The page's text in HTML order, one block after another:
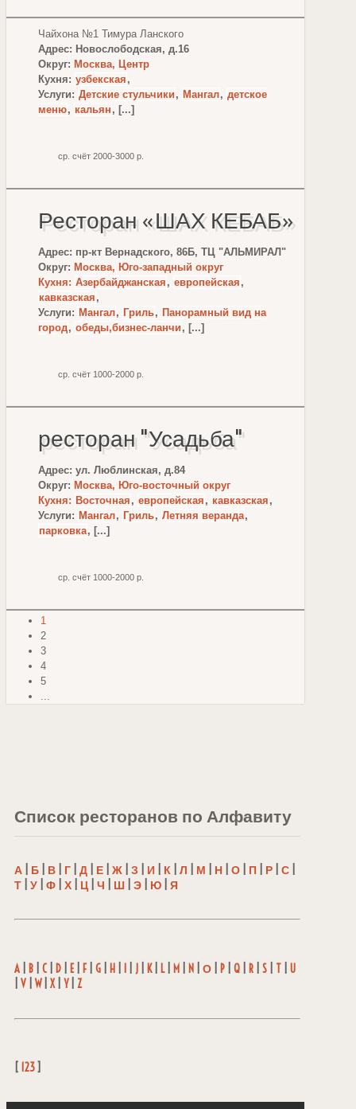
Чайхона №1 Тимура Ланского
Адрес: Новослободская, д.16
Округ: Москва, Центр
Кухня: узбекская ,
Услуги: Детские стульчики , Мангал, детское
меню, кальян , [...]
ср. счёт 2000-3000 р.
Ресторан «ШАХ КЕБАБ»
Адрес: пр-кт Вернадского, 86Б, ТЦ "АЛЬМИРАЛ"
Округ: Москва, Юго-западный округ
Кухня: Азербайджанская , европейская ,
кавказская ,
Услуги: Мангал, Гриль, Панорамный вид на
город, обеды,бизнес-ланчи , [...]
ср. счёт 1000-2000 р.
ресторан "Усадьба"
Адрес: ул. Люблинская, д.84
Округ: Москва, Юго-восточный округ
Кухня: Восточная , европейская , кавказская ,
Услуги: Мангал, Гриль, Летняя веранда,
парковка, [...]
ср. счёт 1000-2000 р.
1
2
3
4
5
...
Список ресторанов по Алфавиту
А Б В Г Д Е Ж З И К Л М Н О П Р С
Т
У Ф Х Ц Ч Ш Э Ю Я
A B C D E F G H J K| L| M N О P Q R S T
U
V W| X| Y| Z
[ 123]